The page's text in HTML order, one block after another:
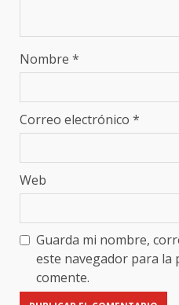
Nombre *
Correo electrónico *
Web
Guarda mi nombre,
este navegador para la
comente.